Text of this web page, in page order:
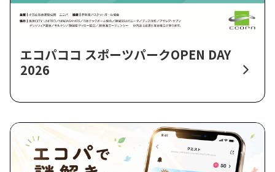
エコパココ スポーツパークOPEN DAY
2026